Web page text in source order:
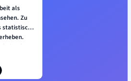
als
Zu
statistische
Woche
der